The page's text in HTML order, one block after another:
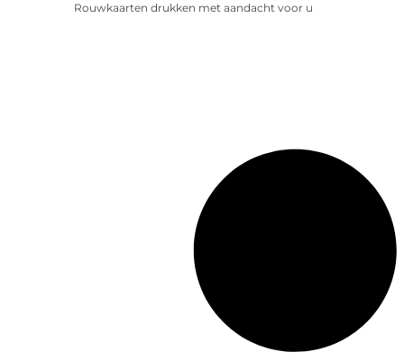
Rouwkaarten drukken met aandacht voor u